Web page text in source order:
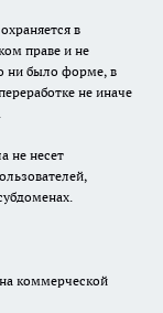
в
праве и не
ни было форме, в
не иначе
не несет
коммерческой